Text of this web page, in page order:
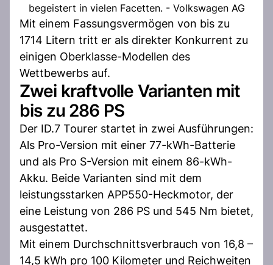
begeistert in vielen Facetten. - Volkswagen AG
Mit einem Fassungsvermögen von bis zu
1714 Litern tritt er als direkter Konkurrent zu
einigen Oberklasse-Modellen des
Wettbewerbs auf.
Zwei kraftvolle Varianten mit
bis zu 286 PS
Der ID.7 Tourer startet in zwei Ausführungen:
Als Pro-Version mit einer 77-kWh-Batterie
und als Pro S-Version mit einem 86-kWh-
Akku. Beide Varianten sind mit dem
leistungsstarken APP550-Heckmotor, der
eine Leistung von 286 PS und 545 Nm bietet,
ausgestattet.
Mit einem Durchschnittsverbrauch von 16,8 –
14,5 kWh pro 100 Kilometer und Reichweiten